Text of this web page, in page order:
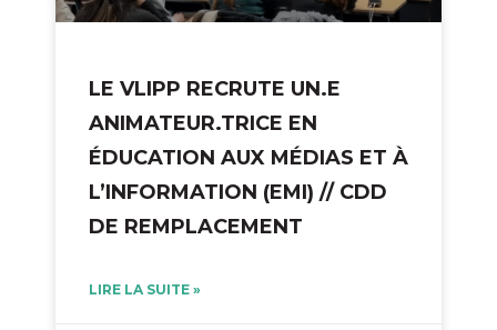
LE VLIPP RECRUTE UN.E
ANIMATEUR.TRICE EN
ÉDUCATION AUX MÉDIAS ET À
L’INFORMATION (EMI) // CDD
DE REMPLACEMENT
LIRE LA SUITE »